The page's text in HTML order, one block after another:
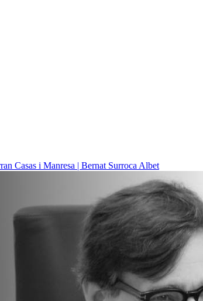
Casas i Manresa | Bernat Surroca Albet